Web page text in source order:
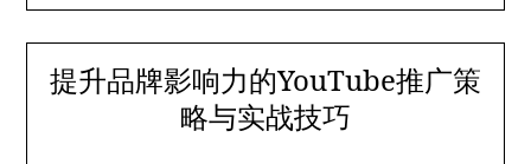
提升品牌影响力的YouTube推广策
略与实战技巧